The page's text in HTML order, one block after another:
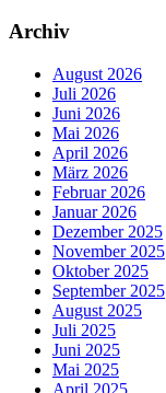
Archiv
August 2026
Juli 2026
Juni 2026
Mai 2026
April 2026
März 2026
Februar 2026
Januar 2026
Dezember 2025
November 2025
Oktober 2025
September 2025
August 2025
Juli 2025
Juni 2025
Mai 2025
April 2025